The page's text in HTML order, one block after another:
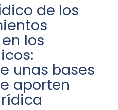
de los
los
unas bases
aporten